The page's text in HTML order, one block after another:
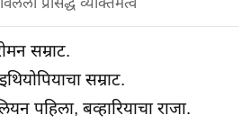
सम्राट.
सम्राट.
पहिला, बव्हारियाचा राजा.